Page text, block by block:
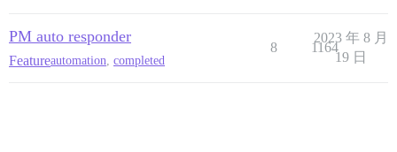
PM auto responder
Featureautomation, completed
8 1164
2023 年 8 月
19 日